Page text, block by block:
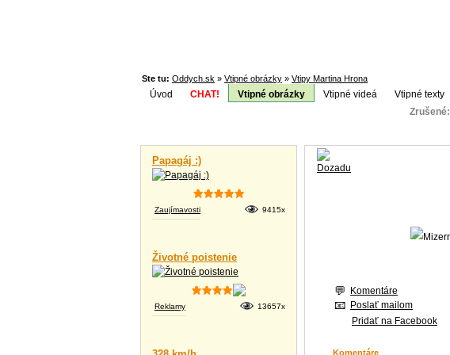
Ste tu: Oddych.sk » Vtipné obrázky » Vtipy Martina Hrona
Úvod
CHAT! Vtipné obrázky Vtipné videá Vtipné texty
Zrušené:
Papagáj :)
Zaujímavosti 9415x
Životné poistenie
Reklamy 13657x
Komentáre
Poslať mailom
Pridať na Facebook
Komentáre